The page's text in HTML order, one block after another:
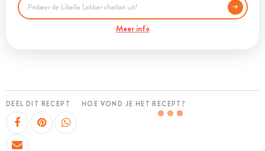
Meer info
DEEL DIT RECEPT HOE VOND JE HET RECEPT?